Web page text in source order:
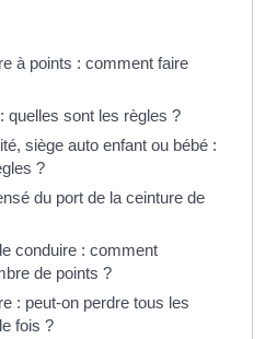
à points : comment faire
quelles sont les règles ?
siège auto enfant ou bébé :
?
du port de la ceinture de
conduire : comment
de points ?
: peut-on perdre tous les
fois ?